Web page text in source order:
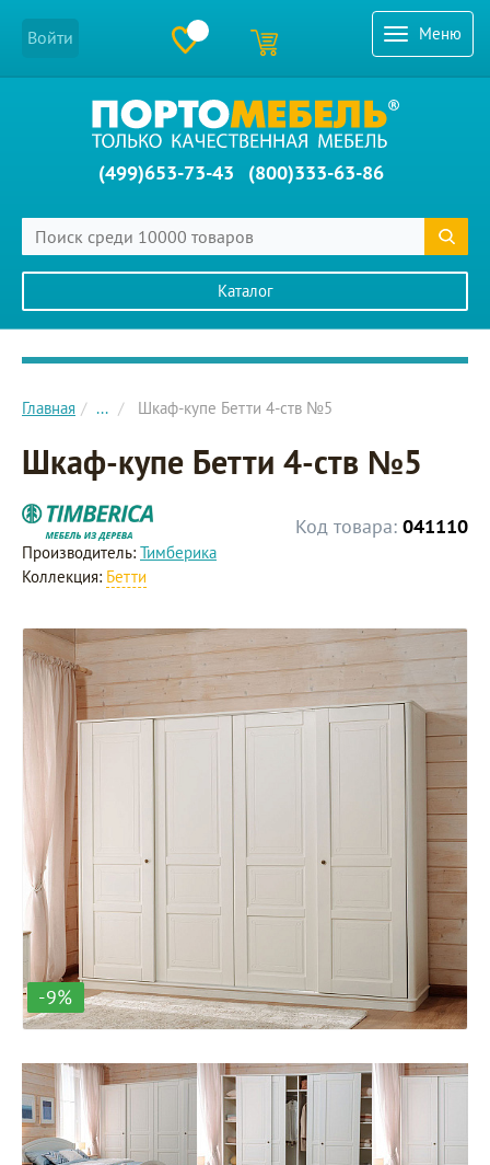
Меню
Войти
(499)653-73-43 (800)333-63-86
Каталог
Главное меню сайта
Главная ... Шкаф-купе Бетти 4-ств №5
Шкаф-купе Бетти 4-ств №5
Код товара: 041110
Производитель: Тимберика
Коллекция: Бетти
-9%